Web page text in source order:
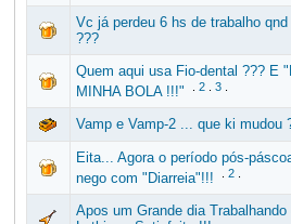
Vc já perdeu 6 hs de trabalho
???
Quem aqui usa Fio-dental ??? E
MINHA BOLA !!!"
2. 3.
Vamp e Vamp-2 ... que ki mudou
Eita... Agora o período pós-
nego com "Diarreia"!!!
2.
Apos um Grande dia Trabalhando